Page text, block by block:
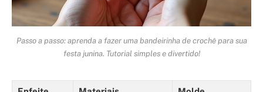
Passo a passo: aprenda a fazer uma bandeirinha de crochê para sua
festa junina. Tutorial simples e divertido!